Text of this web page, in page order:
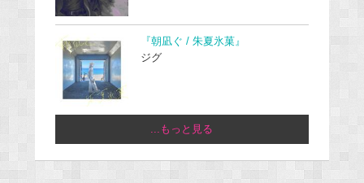
『朝凪ぐ / 朱夏氷菓』
ジグ
...もっと見る